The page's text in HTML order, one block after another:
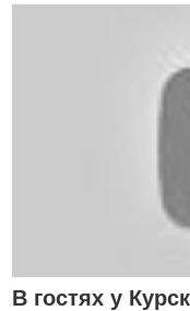
В гостях у